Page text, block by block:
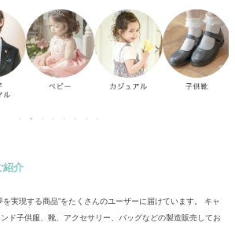
紹介
実現する商品”をたくさんのユーザーに届けています。 キャ
ド子供服、靴、アクセサリー、バッグなどの製造販売してお